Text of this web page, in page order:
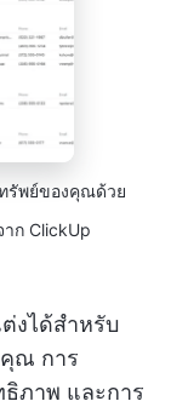
รัพย์ของคุณด้วย
ก ClickUp
งได้สำหรับ
คุณ การ
ภาพ และการ